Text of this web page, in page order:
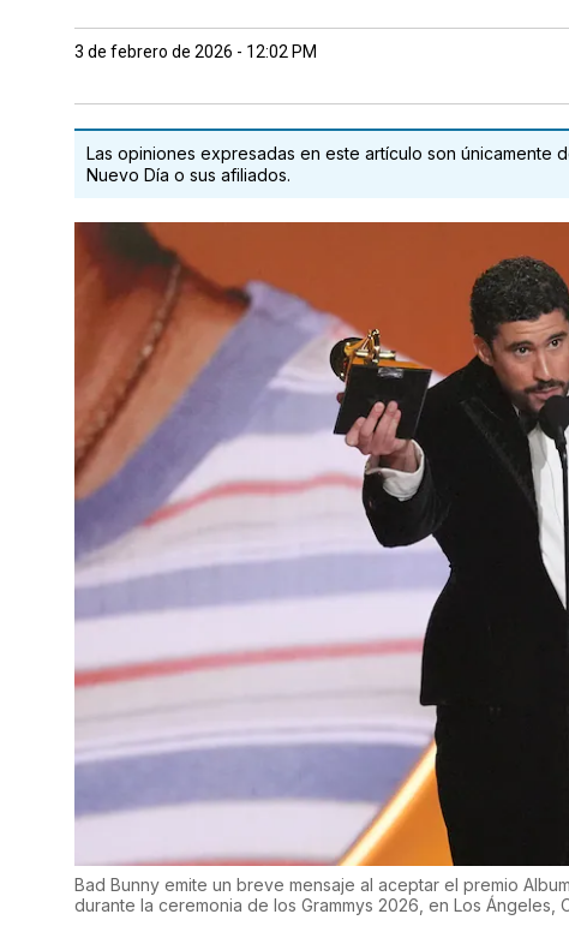
3 de febrero de 2026 - 12:02 PM
Las opiniones expresadas en este artículo son únicamente
Nuevo Día o sus afiliados.
Bad Bunny emite un breve mensaje al aceptar el premio
durante la ceremonia de los Grammys 2026, en Los Ángeles,